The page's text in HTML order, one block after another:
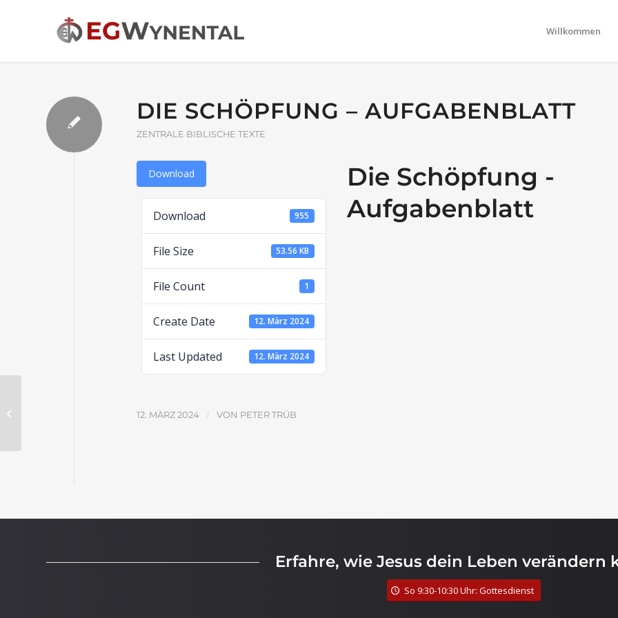
Willkommen
DIE SCHÖPFUNG – AUFGABENBLATT
ZENTRALE BIBLISCHE TEXTE
Download
Download 955
File Size 53.56 KB
File Count 1
Create Date 12. März 2024
Last Updated 12. März 2024
Die Schöpfung -
Aufgabenblatt
12. MÄRZ 2024 / VON PETER TRÜB
Erfahre, wie Jesus dein Leben verändern
So 9:30-10:30 Uhr: Gottesdienst